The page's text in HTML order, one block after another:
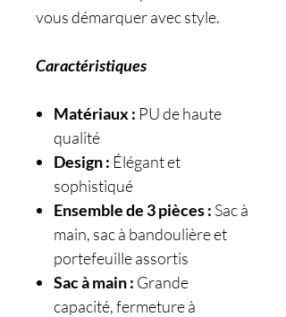
vous démarquer avec style.
Caractéristiques
Matériaux : PU de haute
qualité
Design : Élégant et
sophistiqué
Ensemble de 3 pièces : Sac à
main, sac à bandoulière et
portefeuille assortis
Sac à main : Grande
capacité, fermeture à